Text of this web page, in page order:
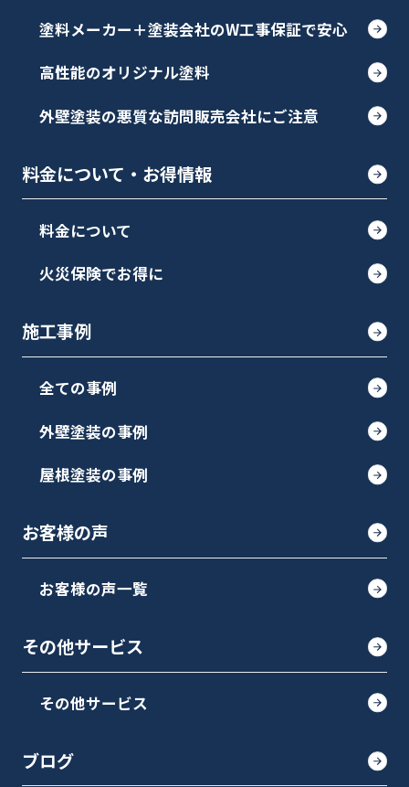
塗料メーカー＋塗装会社のW工事保証で安心
高性能のオリジナル塗料
外壁塗装の悪質な訪問販売会社にご注意
料金について・お得情報
料金について
火災保険でお得に
施工事例
全ての事例
外壁塗装の事例
屋根塗装の事例
お客様の声
お客様の声一覧
その他サービス
その他サービス
ブログ